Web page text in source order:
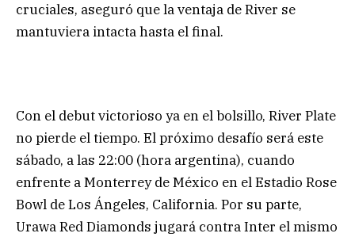
cruciales, aseguró que la ventaja de River se
mantuviera intacta hasta el final.
Con el debut victorioso ya en el bolsillo, River Plate
no pierde el tiempo. El próximo desafío será este
sábado, a las 22:00 (hora argentina), cuando
enfrente a Monterrey de México en el Estadio Rose
Bowl de Los Ángeles, California. Por su parte,
Urawa Red Diamonds jugará contra Inter el mismo